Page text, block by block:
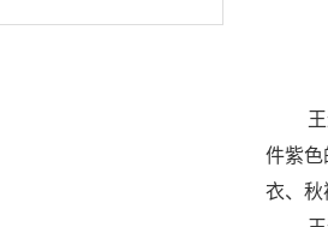
件紫色
衣、秋